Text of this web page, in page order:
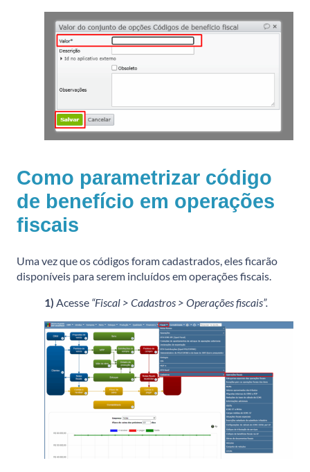
Como parametrizar código
de benefício em operações
fiscais
Uma vez que os códigos foram cadastrados, eles ficarão
disponíveis para serem incluídos em operações fiscais.
1) Acesse “Fiscal > Cadastros > Operações fiscais”.